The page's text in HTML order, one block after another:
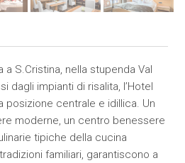
a S.Cristina, nella stupenda Val
dagli impianti di risalita, l’Hotel
posizione centrale e idillica. Un
moderne, un centro benessere
tipiche della cucina
familiari, garantiscono a